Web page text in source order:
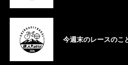
今週末のレースのこ